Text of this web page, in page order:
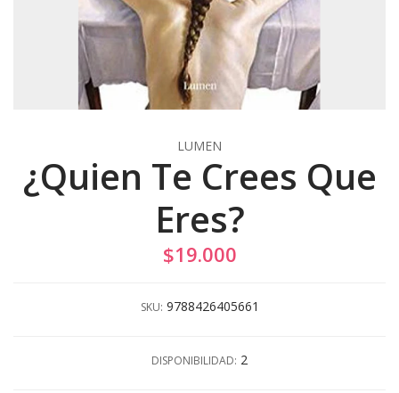
LUMEN
¿Quien Te Crees Que
Eres?
$19.000
SKU: 9788426405661
DISPONIBILIDAD: 2